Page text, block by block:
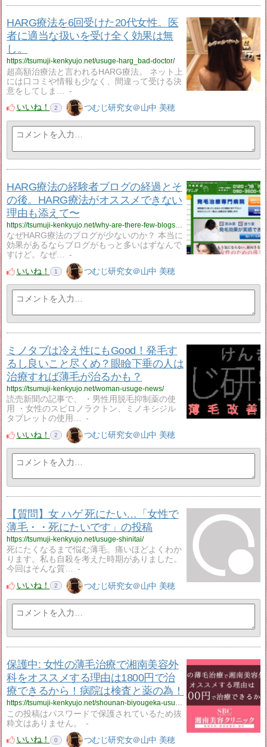
HARG療法を6回受けた20代女性。医
者に適当な扱いを受け全く効果は無
し。
https://tsumuji-kenkyujo.net/usuge-harg_bad-doctor/
超高額治療法と言われるHARG療法。 ネット上
には口コミや情報も少なく、間違って受ける決
意をしてしま…
-
いいね！
2 つむじ研究女＠山中 美穂
HARG療法の経験者ブログの経過とそ
の後。HARG療法がオススメできない
理由も添えて〜
なぜHARG療法のブログが少ないのか？ 本当に
効果があるならブログがもっと多いはずなんで
すけど。なぜ…
-
いいね！
1 つむじ研究女＠山中 美穂
ミノタブは冷え性にもGood！発毛す
るし良いこと尽くめ？眼瞼下垂の人は
治療すれば薄毛が治るかも？
https://tsumuji-kenkyujo.net/woman-usuge-news/
読売新聞の記事で、 ・男性用脱毛抑制薬の使
用 ・女性のスピロノラクトン、ミノキシジル
タブレットの使用…
-
いいね！
2 つむじ研究女＠山中 美穂
【質問】女 ハゲ 死にたい…「女性で
薄毛・・死にたいです」の投稿
https://tsumuji-kenkyujo.net/usuge-shinitai/
死にたくなるまで悩む薄毛。痛いほどよくわか
ります。私も自殺を考えた時期がありました。
今回はそんな質…
-
いいね！
2 つむじ研究女＠山中 美穂
保護中: 女性の薄毛治療で湘南美容外
科をオススメする理由は1800円で治
療できるから！病院は検査と薬の為！
https://tsumuji-kenkyujo.net/shounan-biyougeka-usuge/
この投稿はパスワードで保護されているため抜
粋文はありません。
-
いいね！
0 つむじ研究女＠山中 美穂